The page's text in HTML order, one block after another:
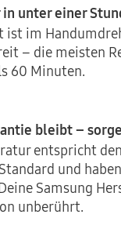
unter einer
ist im
– die meisten
60 Minuten.
bleibt –
entspricht
und
Samsung
unberührt.